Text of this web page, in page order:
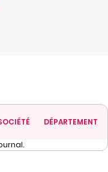
DÉPARTEMENT